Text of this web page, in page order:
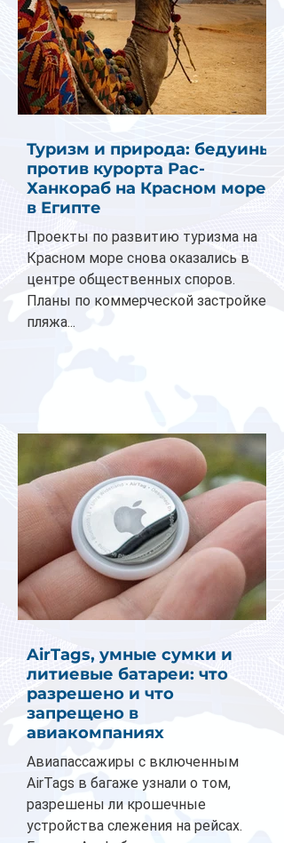
Туризм и природа: бедуины
против курорта Рас-
Ханкораб на Красном море
в Египте
Проекты по развитию туризма на
Красном море снова оказались в
центре общественных споров.
Планы по коммерческой застройке
пляжа...
AirTags, умные сумки и
литиевые батареи: что
разрешено и что
запрещено в
авиакомпаниях
Авиапассажиры с включенным
AirTags в багаже узнали о том,
разрешены ли крошечные
устройства слежения на рейсах.